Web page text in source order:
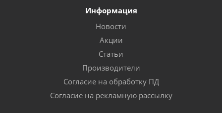
Информация
Новости
Акции
Статьи
Производители
Согласие на обработку ПД
Согласие на рекламную рассылку